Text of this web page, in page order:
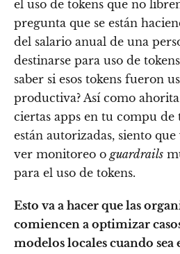
el uso de tokens que no
pregunta que se están
del salario anual de una
destinarse para uso de
saber si esos tokens fueron
productiva? Así como
ciertas apps en tu compu
están autorizadas, siento
ver monitoreo o guardrails
para el uso de tokens.
Esto va a hacer que las
comiencen a optimizar
modelos locales cuando